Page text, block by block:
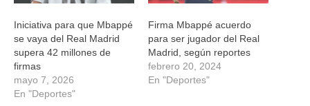
Iniciativa para que Mbappé
se vaya del Real Madrid
supera 42 millones de
firmas
mayo 7, 2026
En "Deportes"
Firma Mbappé acuerdo
para ser jugador del Real
Madrid, según reportes
febrero 20, 2024
En "Deportes"